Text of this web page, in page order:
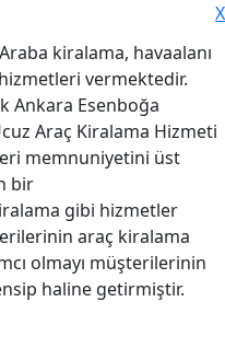
X
kiralama, havaalanı
vermektedir.
Ankara Esenboğa
Araç Kiralama Hizmeti
memnuniyetini üst
bir
gibi hizmetler
araç kiralama
olmayı müşterilerinin
haline getirmiştir.